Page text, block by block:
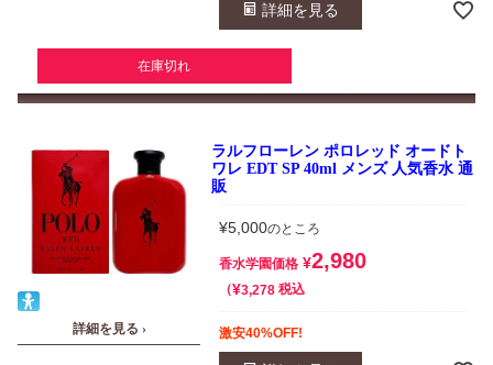
詳細を見る
在庫切れ
詳細を見る ›
ラルフローレン ポロレッド オードト
ワレ EDT SP 40ml メンズ 人気香水 通
販
¥5,000のところ
香水学園価格 ¥2,980
¥3,278 税込
激安40%OFF!